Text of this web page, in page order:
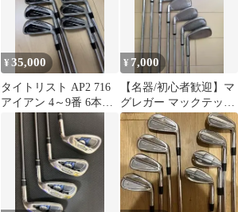
¥35,000
タイトリスト AP2 716
アイアン 4～9番 6本セ
¥ 7,000
【名器/初心者歓迎】マ
グレガー マックテック
NVG アイアン 7本セッ
ト (S)